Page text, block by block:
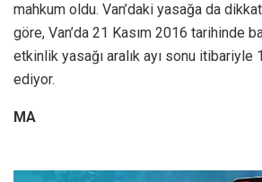
mahkum oldu. Van’daki yasağa da
göre, Van’da 21 Kasım 2016 tarihinde
etkinlik yasağı aralık ayı sonu itibariyle
ediyor.
MA